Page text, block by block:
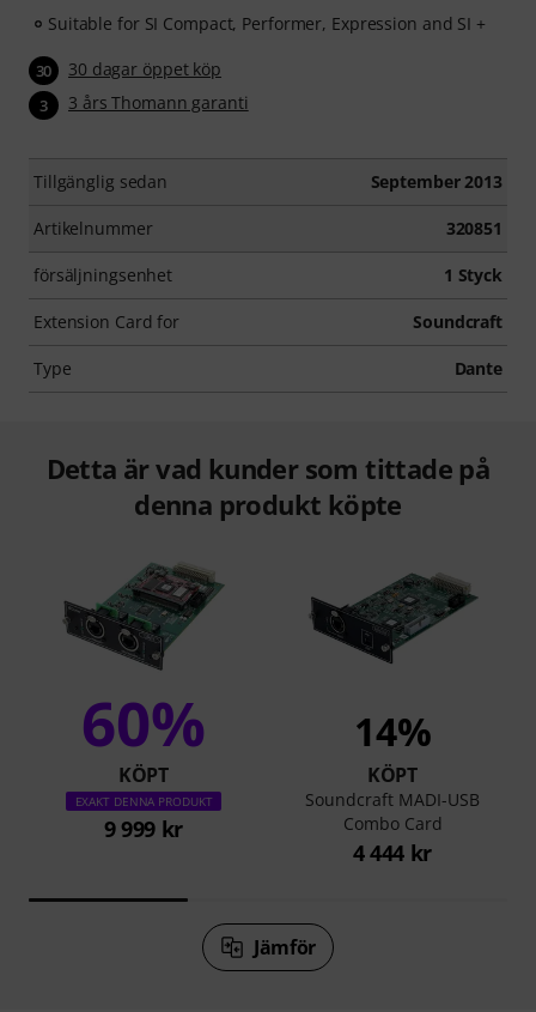
Suitable for SI Compact, Performer, Expression and SI +
30 30 dagar öppet köp
3 3 års Thomann garanti
Tillgänglig sedan September 2013
Artikelnummer 320851
försäljningsenhet 1 Styck
Extension Card for Soundcraft
Type Dante
Detta är vad kunder som tittade på
denna produkt köpte
60%
KÖPT
EXAKT DENNA PRODUKT
9 999 kr
14%
KÖPT
Soundcraft MADI-USB
Combo Card
4 444 kr
Jämför